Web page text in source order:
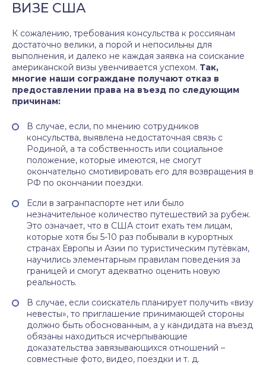
ВИЗЕ США
К сожалению, требования консульства к россиянам
достаточно велики, а порой и непосильны для
выполнения, и далеко не каждая заявка на соискание
американской визы увенчивается успехом. Так,
многие наши сограждане получают отказ в
предоставлении права на въезд по следующим
причинам:
В случае, если, по мнению сотрудников
консульства, выявлена недостаточная связь с
Родиной, а та собственность или социальное
положение, которые имеются, не смогут
окончательно смотивировать его для возвращения в
РФ по окончании поездки.
Если в загранпаспорте нет или было
незначительное количество путешествий за рубеж.
Это означает, что в США стоит ехать тем лицам,
которые хотя бы 5-10 раз побывали в курортных
странах Европы и Азии по туристическим путёвкам,
научились элементарным правилам поведения за
границей и смогут адекватно оценить новую
реальность.
В случае, если соискатель планирует получить «визу
невесты», то приглашение принимающей стороны
должно быть обоснованным, а у кандидата на въезд
обязаны находиться исчерпывающие
доказательства завязывающихся отношений –
совместные фото, видео, поездки и т. д.